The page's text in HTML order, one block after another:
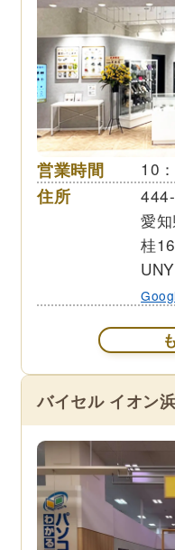
営業時間 10
住所
愛
桂
バイセル イオン